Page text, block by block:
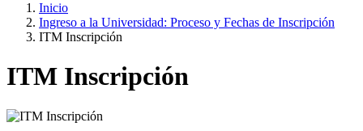
Inicio
Ingreso a la Universidad: Proceso y Fechas de Inscripción
ITM Inscripción
ITM Inscripción